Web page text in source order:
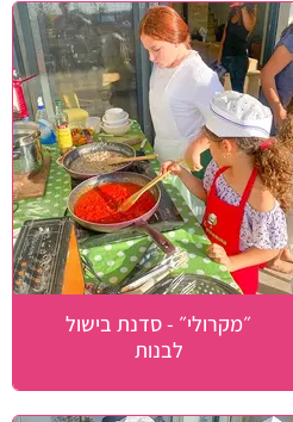
״מקרולי״ - סדנת בישול
לבנות